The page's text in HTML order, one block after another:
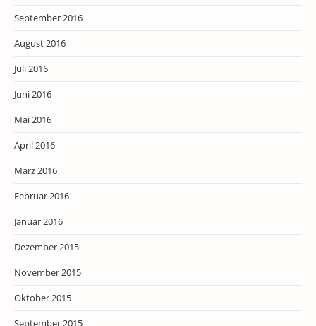
September 2016
August 2016
Juli 2016
Juni 2016
Mai 2016
April 2016
März 2016
Februar 2016
Januar 2016
Dezember 2015
November 2015
Oktober 2015
September 2015